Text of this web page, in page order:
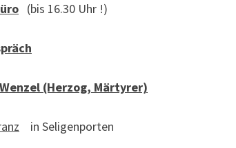
(bis 16.30 Uhr !)
(Herzog, Märtyrer)
in Seligenporten